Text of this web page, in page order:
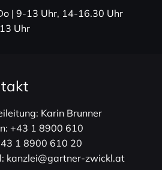
| 9-13 Uhr, 14-16.30 Uhr
Uhr
Karin Brunner
+43 1 8900 610
1 8900 610 20
kanzlei@gartner-zwickl.at